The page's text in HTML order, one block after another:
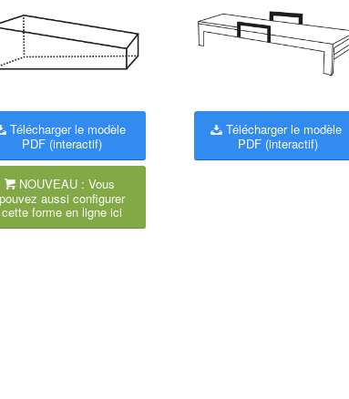
Télécharger le modèle
PDF (interactif)
NOUVEAU : Vous
aussi configurer
cette forme en ligne ici
Télécharger le modèle
PDF (interactif)